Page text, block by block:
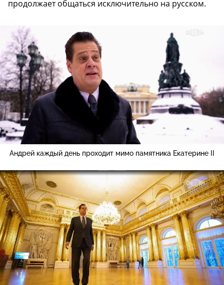
продолжает общаться исключительно на русском.
Андрей каждый день проходит мимо памятника Екатерине II